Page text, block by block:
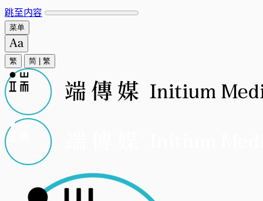
跳至内容
菜单
繁 简 繁